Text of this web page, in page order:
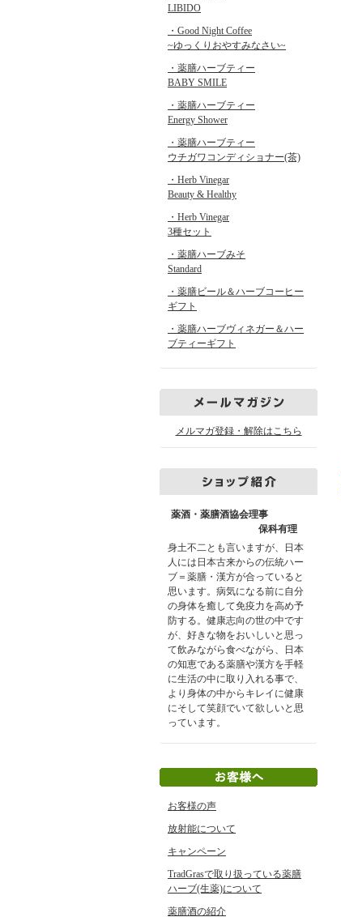
LIBIDO
・Good Night Coffee
~ゆっくりおやすみなさい~
・薬膳ハーブティー
BABY SMILE
・薬膳ハーブティー
Energy Shower
・薬膳ハーブティー
ウチガワコンディショナー(茶)
・Herb Vinegar
Beauty & Healthy
・Herb Vinegar
3種セット
・薬膳ハーブみそ
Standard
・薬膳ビール＆ハーブコーヒー
ギフト
・薬膳ハーブヴィネガー＆ハー
ブティーギフト
メルマガ登録・解除はこちら
薬酒・薬膳酒協会理事
保科有理
身土不二とも言いますが、日本
人には日本古来からの伝統ハー
ブ＝薬膳・漢方が合っていると
思います。病気になる前に自分
の身体を癒して免疫力を高め予
防する。健康志向の世の中です
が、好きな物をおいしいと思っ
て飲みながら食べながら、日本
の知恵である薬膳や漢方を手軽
に生活の中に取り入れる事で、
より身体の中からキレイに健康
にそして笑顔でいて欲しいと思
っています。
お客様の声
放射能について
キャンペーン
TradGrasで取り扱っている薬膳
ハーブ(生薬)について
薬膳酒の紹介